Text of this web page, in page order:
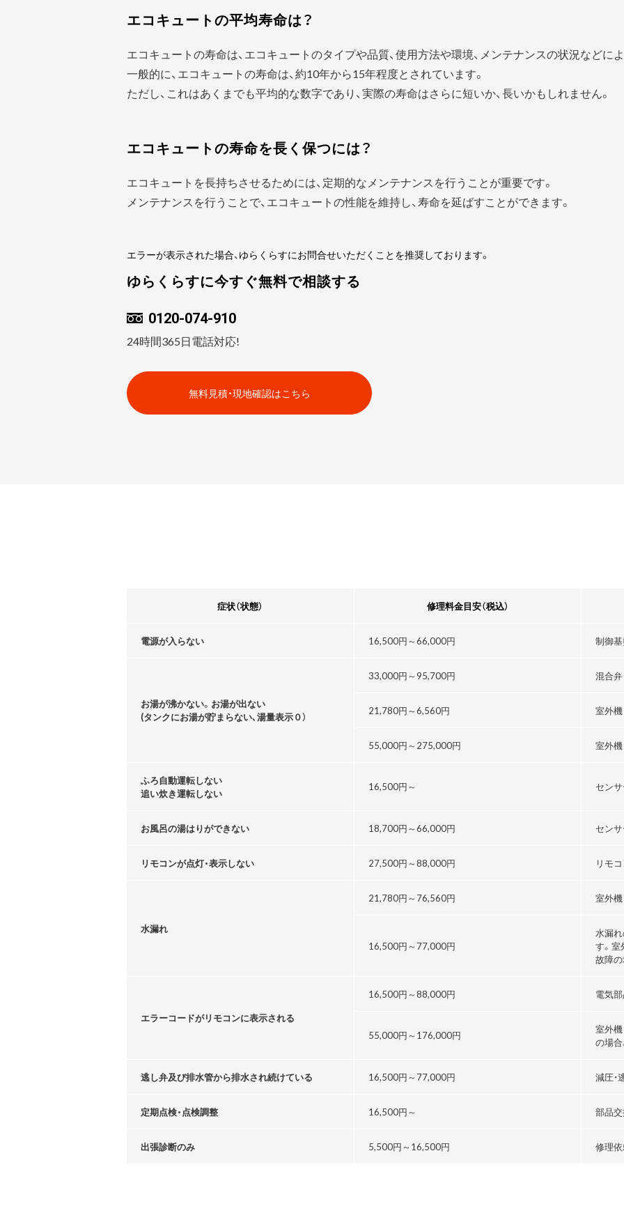
エコキュートの平均寿命は？
エコキュートの寿命は、エコキュートのタイプや品質、使用方法や環境、メンテナンスの状況などに
一般的に、エコキュートの寿命は、約10年から15年程度とされています。
ただし、これはあくまでも平均的な数字であり、実際の寿命はさらに短いか、長いかもしれません。
エコキュートの寿命を長く保つには？
エコキュートを長持ちさせるためには、定期的なメンテナンスを行うことが重要です。
メンテナンスを行うことで、エコキュートの性能を維持し、寿命を延ばすことができます。
エラーが表示された場合、ゆらくらすにお問合せいただくことを推奨しております。
ゆらくらすに今すぐ無料で相談する
0120-074-910
24時間365日電話対応!
無料見積・現地確認はこちら
症状（状態） 修理料金目安（税込）
電源が入らない 16,500円～66,000円 制御基
お湯が沸かない。お湯が出ない
(タンクにお湯が貯まらない､湯量表示０）
33,000円～95,700円 混合弁
21,780円～6,560円 室外
55,000円～ 275,000円 室外機
ふろ自動運転しない
追い炊き運転しない
16,500円～ センサ
お風呂の湯はりができない 18,700円～66,000円 センサ
リモコンが点灯・表示しない 27,500円～88,000円 リモ
水漏れ
21,780円～76,560円 室外
16,500円～ 77,000円
水漏
す。
故障
エラーコードがリモコンに表示される
16,500円～88,000円 電気
55,000円～176,000円
室外
の場合
逃し弁及び排水管から排水され続けている 16,500円～ 77,000円 減圧・
定期点検・点検調整 16,500円～ 部品
出張診断のみ 5,500円～ 16,500円 修理